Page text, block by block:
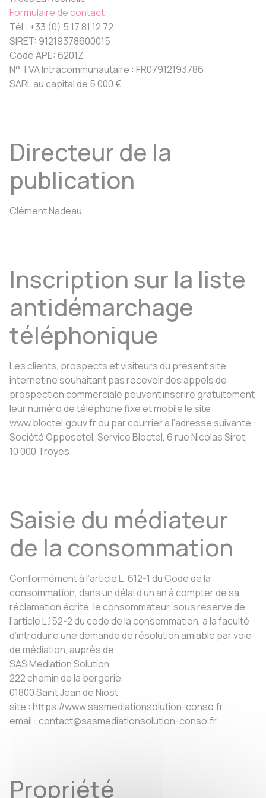
Formulaire de contact
Tél : +33 (0) 5 17 81 12 72
SIRET: 91219378600015
Code APE: 6201Z
N° TVA Intracommunautaire : FR07912193786
SARL au capital de 5 000 €
Directeur de la
publication
Clément Nadeau
Inscription sur la liste
antidémarchage
téléphonique
Les clients, prospects et visiteurs du présent site
internet ne souhaitant pas recevoir des appels de
prospection commerciale peuvent inscrire gratuitement
leur numéro de téléphone fixe et mobile le site
www.bloctel.gouv.fr ou par courrier à l’adresse suivante :
Société Opposetel, Service Bloctel, 6 rue Nicolas Siret,
10 000 Troyes.
Saisie du médiateur
de la consommation
Conformément à l’article L. 612-1 du Code de la
consommation, dans un délai d’un an à compter de sa
réclamation écrite, le consommateur, sous réserve de
l’article L.152-2 du code de la consommation, a la faculté
d’introduire une demande de résolution amiable par voie
de médiation, auprès de
SAS Médiation Solution
222 chemin de la bergerie
01800 Saint Jean de Niost
site : https://www.sasmediationsolution-conso.fr
email : contact@sasmediationsolution-conso.fr
Propriété